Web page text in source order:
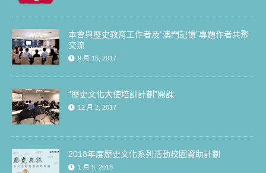
本會與歷史教育工作者及“澳門記憶”專題作者共聚
交流
9 月 15, 2017
“歷史文化大使培訓計劃”開課
12 月 2, 2017
2018年度歷史文化系列活動校園資助計劃
1 月 5, 2018